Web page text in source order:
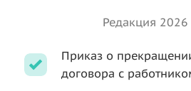
Редакция 2026
Приказ о
договора с